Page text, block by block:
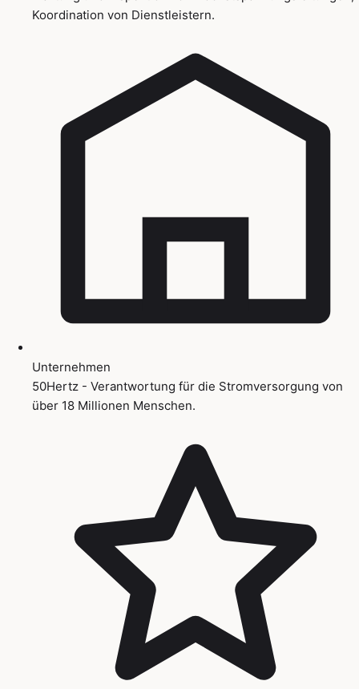
Koordination von Dienstleistern.
Unternehmen
50Hertz - Verantwortung für die Stromversorgung von
über 18 Millionen Menschen.